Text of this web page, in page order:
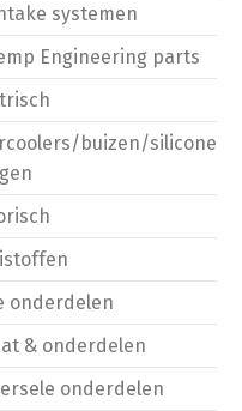
systemen
Engineering parts
buizen/silicone
onderdelen
& onderdelen
onderdelen